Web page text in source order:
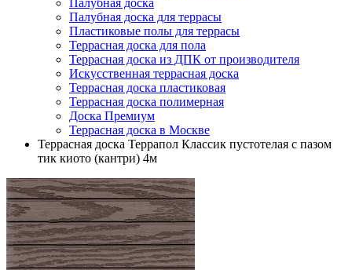
Палубная доска
Палубная доска для террасы
Пластиковые полы для террасы
Террасная доска для пола
Террасная доска из ДПК от производителя
Искусственная террасная доска
Террасная доска пластиковая
Террасная доска полимерная
Доска Премиум
Террасная доска в Москве
Террасная доска Террапол Классик пустотелая с пазом
тик киото (кантри) 4м